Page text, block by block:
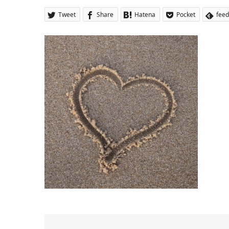
Tweet Share Hatena Pocket